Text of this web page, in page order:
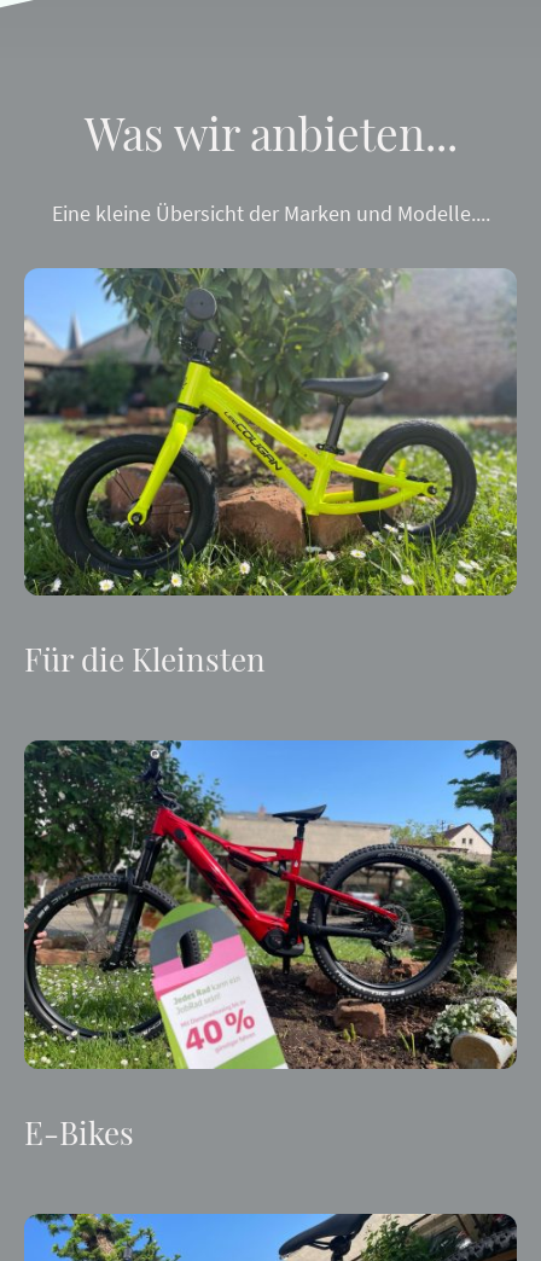
Was wir anbieten...
Eine kleine Übersicht der Marken und Modelle....
Für die Kleinsten
E-Bikes